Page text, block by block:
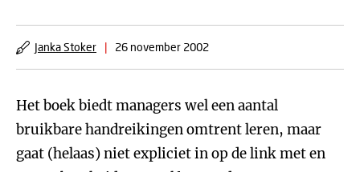
Janka Stoker | 26 november 2002
Het boek biedt managers wel een aantal
bruikbare handreikingen omtrent leren, maar
gaat (helaas) niet expliciet in op de link met en